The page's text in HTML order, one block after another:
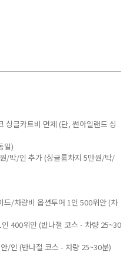
싱글카트비 면제 (단, 썬아일랜드 싱
일)
/박/인 추가 (싱글룸차지 5만원/박/
드/차량비 옵션투어 1인 500위안 (차
400위안 (반나절 코스 - 차량 25~30
/인 (반나절 코스 - 차량 25~30분)